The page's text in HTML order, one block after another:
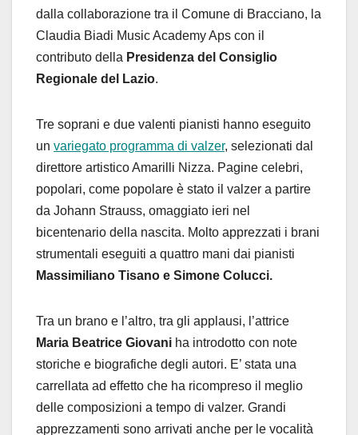
dalla collaborazione tra il Comune di Bracciano, la
Claudia Biadi Music Academy Aps con il
contributo della Presidenza del Consiglio
Regionale del Lazio.
Tre soprani e due valenti pianisti hanno eseguito
un variegato programma di valzer, selezionati dal
direttore artistico Amarilli Nizza. Pagine celebri,
popolari, come popolare è stato il valzer a partire
da Johann Strauss, omaggiato ieri nel
bicentenario della nascita. Molto apprezzati i brani
strumentali eseguiti a quattro mani dai pianisti
Massimiliano Tisano e Simone Colucci.
Tra un brano e l’altro, tra gli applausi, l’attrice
Maria Beatrice Giovani ha introdotto con note
storiche e biografiche degli autori. E’ stata una
carrellata ad effetto che ha ricompreso il meglio
delle composizioni a tempo di valzer. Grandi
apprezzamenti sono arrivati anche per le vocalità